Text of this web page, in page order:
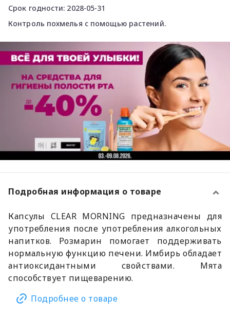
Срок годности: 2028-05-31
Контроль похмелья с помощью растений.
Подробная информация о товаре
Капсулы CLEAR MORNING предназначены для
употребления после употребления алкогольных
напитков. Розмарин помогает поддерживать
нормальную функцию печени. Имбирь обладает
антиоксидантными свойствами. Мята
способствует пищеварению.
Подробнее о товаре